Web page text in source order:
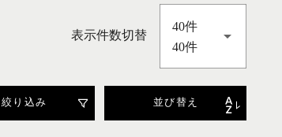
表示件数切替
40件
40件
絞り込み 並び替え